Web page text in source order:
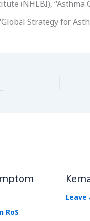
(NHLBI), “Asthma
Strategy for
dan Rawatan
RoS
Leave